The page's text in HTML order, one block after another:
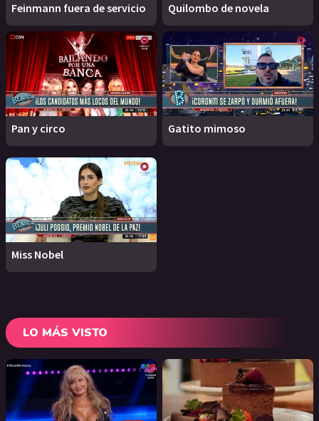
Feinmann fuera de servicio Quilombo de novela
Pan y circo Gatito mimoso
Miss Nobel
LO MÁS VISTO